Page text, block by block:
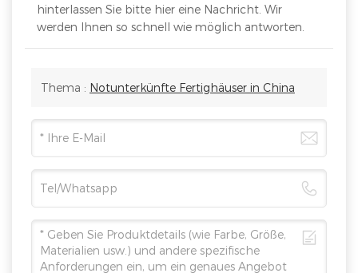
hinterlassen Sie bitte hier eine Nachricht. Wir
werden Ihnen so schnell wie möglich antworten.
Thema : Notunterkünfte Fertighäuser in China